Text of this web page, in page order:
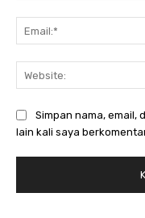
Simpan nama, email,
lain kali saya